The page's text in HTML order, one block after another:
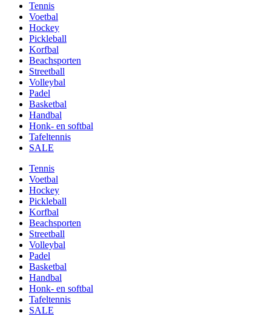
Tennis
Voetbal
Hockey
Pickleball
Korfbal
Beachsporten
Streetball
Volleybal
Padel
Basketbal
Handbal
Honk- en softbal
Tafeltennis
SALE
Tennis
Voetbal
Hockey
Pickleball
Korfbal
Beachsporten
Streetball
Volleybal
Padel
Basketbal
Handbal
Honk- en softbal
Tafeltennis
SALE